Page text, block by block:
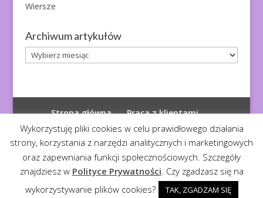
Wiersze
Archiwum artykułów
Archiwum
artykułów
Strona główna
Praca z klientami
Polityka prywatności
© 2026 Diagnoza Duszy| Kopiowanie zabronione
Realizacja:Serwis4U - Narzędzia dla eMarketera
Wykorzystuję pliki cookies w celu prawidłowego działania
strony, korzystania z narzędzi analitycznych i marketingowych
oraz zapewniania funkcji społecznościowych. Szczegóły
znajdziesz w Polityce Prywatności. Czy zgadzasz się na
wykorzystywanie plików cookies?
TAK, ZGADZAM SIĘ